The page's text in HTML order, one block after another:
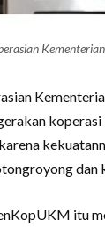
dan
itu